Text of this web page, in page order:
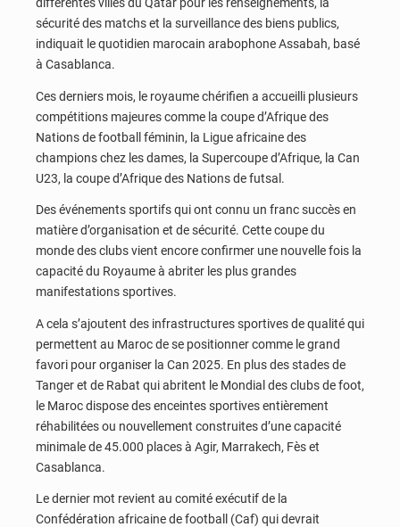
sécurité des matchs et la surveillance des biens publics,
indiquait le quotidien marocain arabophone Assabah, basé
à Casablanca.
Ces derniers mois, le royaume chérifien a accueilli plusieurs
compétitions majeures comme la coupe d’Afrique des
Nations de football féminin, la Ligue africaine des
champions chez les dames, la Supercoupe d’Afrique, la Can
U23, la coupe d’Afrique des Nations de futsal.
Des événements sportifs qui ont connu un franc succès en
matière d’organisation et de sécurité. Cette coupe du
monde des clubs vient encore confirmer une nouvelle fois la
capacité du Royaume à abriter les plus grandes
manifestations sportives.
A cela s’ajoutent des infrastructures sportives de qualité qui
permettent au Maroc de se positionner comme le grand
favori pour organiser la Can 2025. En plus des stades de
Tanger et de Rabat qui abritent le Mondial des clubs de foot,
le Maroc dispose des enceintes sportives entièrement
réhabilitées ou nouvellement construites d’une capacité
minimale de 45.000 places à Agir, Marrakech, Fès et
Casablanca.
Le dernier mot revient au comité exécutif de la
Confédération africaine de football (Caf) qui devrait